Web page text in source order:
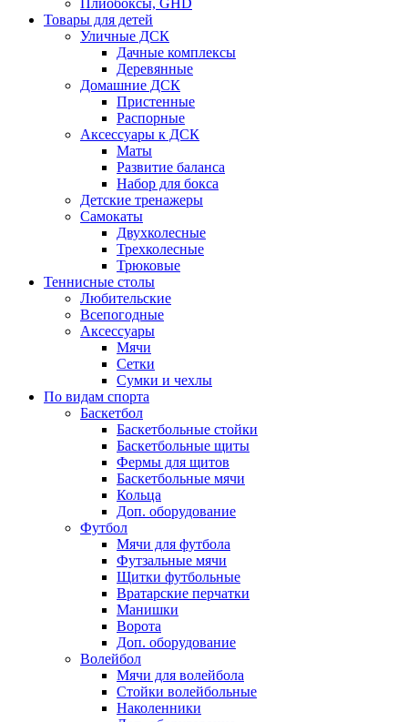
Плиобоксы, GHD
Товары для детей
Уличные ДСК
Дачные комплексы
Деревянные
Домашние ДСК
Пристенные
Распорные
Аксесcуары к ДСК
Маты
Развитие баланса
Набор для бокса
Детские тренажеры
Самокаты
Двухколесные
Трехколесные
Трюковые
Теннисные столы
Любительские
Всепогодные
Аксессуары
Мячи
Сетки
Сумки и чехлы
По видам спорта
Баскетбол
Баскетбольные стойки
Баскетбольные щиты
Фермы для щитов
Баскетбольные мячи
Кольца
Доп. оборудование
Футбол
Мячи для футбола
Футзальные мячи
Щитки футбольные
Вратарские перчатки
Манишки
Ворота
Доп. оборудование
Волейбол
Мячи для волейбола
Стойки волейбольные
Наколенники